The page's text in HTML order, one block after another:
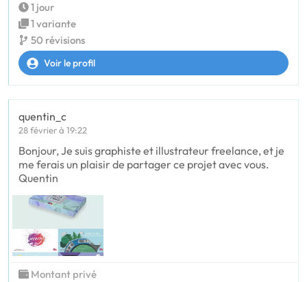
1 jour
1 variante
50 révisions
Voir le profil
quentin_c
28 février à 19:22
Bonjour, Je suis graphiste et illustrateur freelance, et je
me ferais un plaisir de partager ce projet avec vous.
Quentin
Montant privé